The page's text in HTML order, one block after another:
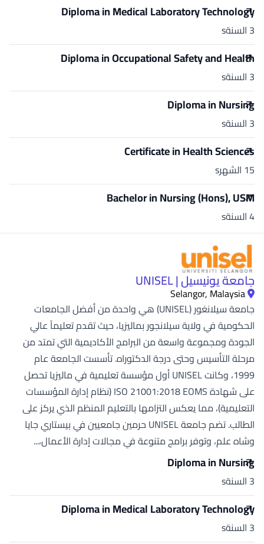
Diploma in Medical Laboratory Technology
3 السنةs
Diploma in Occupational Safety and Health
3 السنةs
Diploma in Nursing
3 السنةs
Certificate in Health Sciences
15 الشهرs
Bachelor in Nursing (Hons), USM
4 السنةs
جامعة يونيسيل | UNISEL
Selangor, Malaysia
جامعة سيلانغور (UNISEL) هي واحدة من أفضل الجامعات
الحكومية في ولاية سيلانجور بماليزيا، حيث تقدم تعليماً عالي
الجودة ومجموعة واسعة من البرامج الأكاديمية التي تمتد من
مرحلة التأسيس وحتى درجة الدكتوراه. تأسست الجامعة عام
1999، وكانت UNISEL أول مؤسسة تعليمية في ماليزيا تحصل
على شهادة ISO 21001:2018 EOMS (نظام إدارة المؤسسات
التعليمية)، مما يعكس التزامها بالتعليم المنظم الذي يركز على
الطالب. تضم جامعة UNISEL حرمين جامعيين في بيستاري جايا
وشاه علم، وتوفر برامج متنوعة في مجالات إدارة الأعمال،...
Diploma in Nursing
3 السنةs
Diploma in Medical Laboratory Technology
3 السنةs